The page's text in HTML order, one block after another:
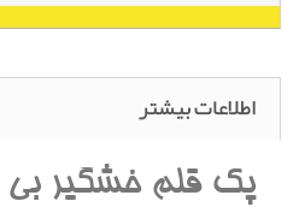
اطلاعات بیشتر